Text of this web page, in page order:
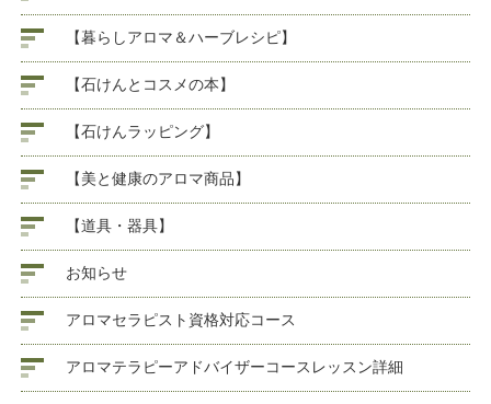
【暮らしアロマ＆ハーブレシピ】
【石けんとコスメの本】
【石けんラッピング】
【美と健康のアロマ商品】
【道具・器具】
お知らせ
アロマセラピスト資格対応コース
アロマテラピーアドバイザーコースレッスン詳細